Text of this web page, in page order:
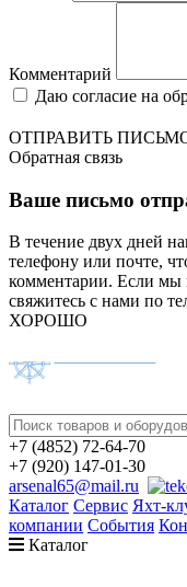
Комментарий
Даю согласие на
ОТПРАВИТЬ
Обратная связь
Ваше письмо
В течение двух дней
телефону или почте,
комментарии. Если мы
свяжитесь с нами по
ХОРОШО
+7 (4852) 72-64-70
+7 (920) 147-01-30
arsenal65@mail.ru
Каталог Сервис Яхт-
компании События
Каталог